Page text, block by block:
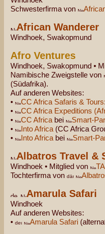
Schwesterfirma von
African Wanderer
Windhoek, Swakopmund
Afro Ventures
Windhoek, Swakopmund •
Namibische Zweigstelle von
(Südafrika).
Auf anderen Websites:
•
CC Africa Safaris &
•
CC Africa Expeditions
•
CC Africa bei Smart-
•
Into Africa (CC Africa
•
Into Africa bei Smart-
Albatros Travel &
Windhoek • Mitglied von
Tochterfirma von
Amarula Safari
Windhoek
Auf anderen Websites:
•
Amarula Safari